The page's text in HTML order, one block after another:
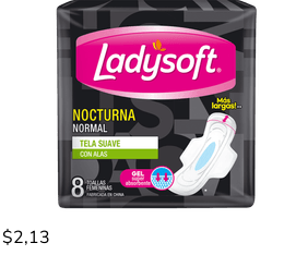
$2,13